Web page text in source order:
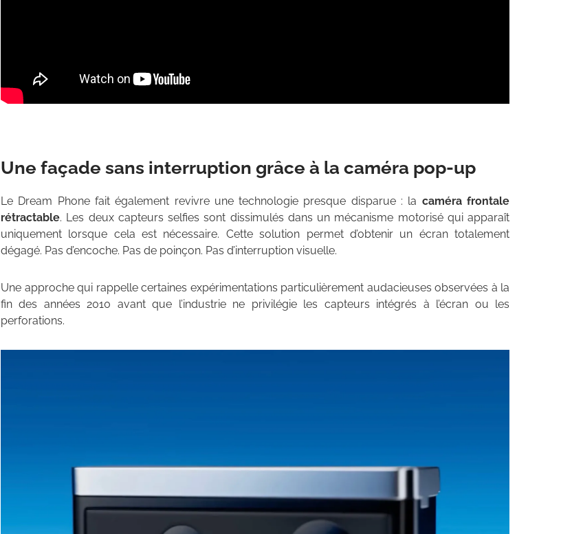
Une façade sans interruption grâce à la caméra pop-up
Le Dream Phone fait également revivre une technologie presque disparue : la caméra frontale
rétractable. Les deux capteurs selfies sont dissimulés dans un mécanisme motorisé qui apparaît
uniquement lorsque cela est nécessaire. Cette solution permet d’obtenir un écran totalement
dégagé. Pas d’encoche. Pas de poinçon. Pas d’interruption visuelle.
Une approche qui rappelle certaines expérimentations particulièrement audacieuses observées à la
fin des années 2010 avant que l’industrie ne privilégie les capteurs intégrés à l’écran ou les
perforations.